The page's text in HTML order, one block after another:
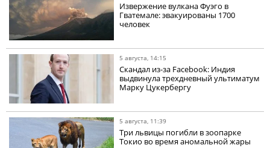
Извержение вулкана Фуэго в
Гватемале: эвакуированы 1700
человек
5 августа, 14:15
Скандал из-за Facebook: Индия
выдвинула трехдневный ультиматум
Марку Цукербергу
5 августа, 11:39
Три львицы погибли в зоопарке
Токио во время аномальной жары